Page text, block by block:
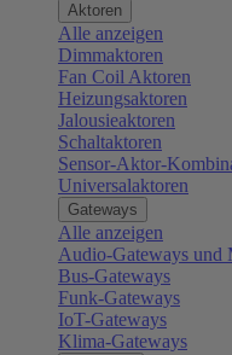
Aktoren
Alle anzeigen
Dimmaktoren
Fan Coil Aktoren
Heizungsaktoren
Jalousieaktoren
Schaltaktoren
Sensor-Aktor-
Universalaktoren
Gateways
Alle anzeigen
Audio-Gateways und
Bus-Gateways
Funk-Gateways
IoT-Gateways
Klima-Gateways